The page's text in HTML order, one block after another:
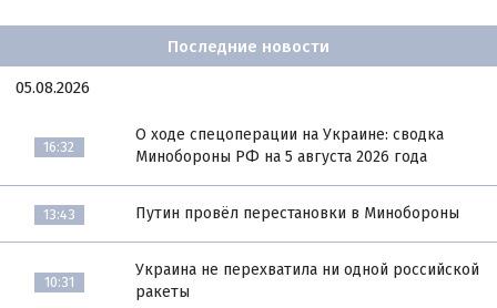
Последние новости
05.08.2026
16:32
О ходе спецоперации на Украине: сводка
Минобороны РФ на 5 августа 2026 года
13:43 Путин провёл перестановки в Минобороны
10:31
Украина не перехватила ни одной российской
ракеты